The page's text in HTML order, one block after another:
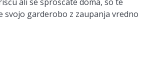
svojo garderobo z zaupanja vredno